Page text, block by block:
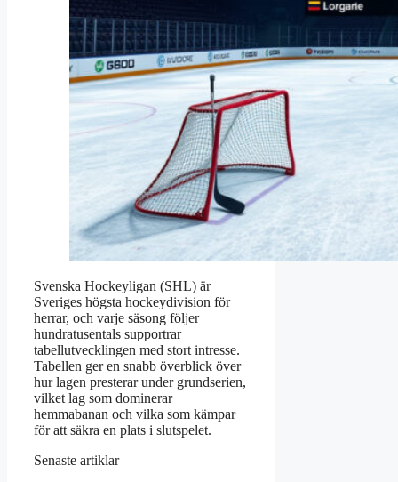
Svenska Hockeyligan (SHL) är
Sveriges högsta hockeydivision för
herrar, och varje säsong följer
hundratusentals supportrar
tabellutvecklingen med stort intresse.
Tabellen ger en snabb överblick över
hur lagen presterar under grundserien,
vilket lag som dominerar
hemmabanan och vilka som kämpar
för att säkra en plats i slutspelet.
Senaste artiklar